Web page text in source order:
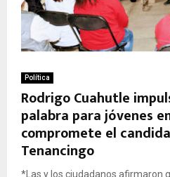
Política
Rodrigo Cuahutle
palabra para jóvenes
compromete el
Tenancingo
*Las y los ciudadanos afirmaron